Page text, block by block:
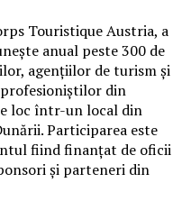
Touristique Austria, a
anual peste 300 de
agențiilor de turism și
din
loc într-un local din
Participarea este
fiind finanțat de oficii
și parteneri din